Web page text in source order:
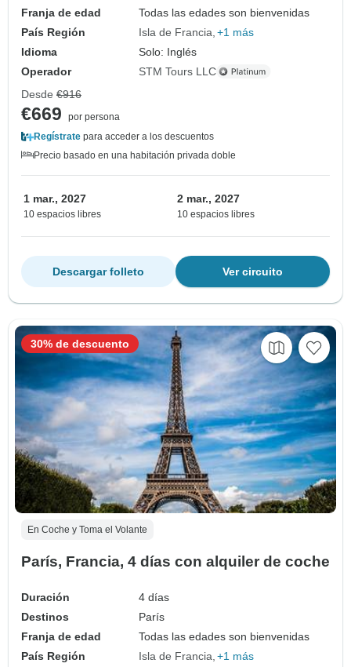
Franja de edad
Todas las edades son bienvenidas
País Región
Isla de Francia +1 más
Idioma
Solo: Inglés
Operador
STM Tours LLC
Desde €916
€669
por persona
Regístrate para acceder a los descuentos
Precio basado en una habitación privada doble
1 mar., 2027
10 espacios libres
2 mar., 2027
10 espacios libres
Ver circuito
Descargar folleto
En Coche y Toma el Volante
París, Francia, 4 días con alquiler de coche
Duración
4 días
Destinos
París
Franja de edad
Todas las edades son bienvenidas
País Región
Isla de Francia +1 más
30% de descuento